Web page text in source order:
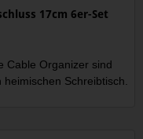
17cm 6er-Set
Cable Organizer sind
Schreibtisch.